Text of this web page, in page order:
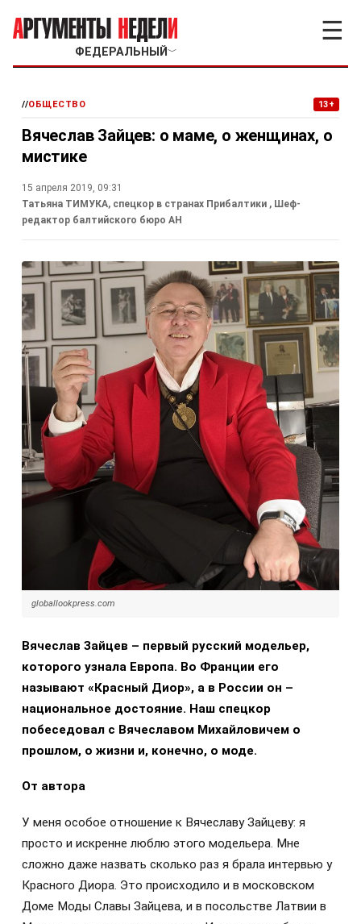
ФЕДЕРАЛЬНЫЙ ﹀
☰
//ОБЩЕСТВО 13+
Вячеслав Зайцев: о маме, о женщинах, о
мистике
15 апреля 2019, 09:31
Татьяна ТИМУКА, спецкор в странах Прибалтики , Шеф-
редактор балтийского бюро АН
globallookpress.com
Вячеслав Зайцев – первый русский модельер,
которого узнала Европа. Во Франции его
называют «Красный Диор», а в России он –
национальное достояние. Наш спецкор
побеседовал с Вячеславом Михайловичем о
прошлом, о жизни и, конечно, о моде.
От автора
У меня особое отношение к Вячеславу Зайцеву: я
просто и искренне люблю этого модельера. Мне
сложно даже назвать сколько раз я брала интервью у
Красного Диора. Это происходило и в московском
Доме Моды Славы Зайцева, и в посольстве Латвии в